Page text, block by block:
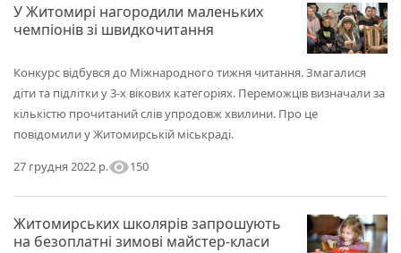
У Житомирі нагородили маленьких
чемпіонів зі швидкочитання
Конкурс відбувся до Міжнародного тижня читання. Змагалися
діти та підлітки у 3-х вікових категоріях. Переможців визначали за
кількістю прочитаний слів упродовж хвилини. Про це
повідомили у Житомирській міськраді.
27 грудня 2022 р.visibility150
Житомирських школярів запрошують
на безоплатні зимові майстер-класи